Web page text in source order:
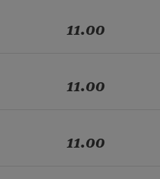
11.00
11.00
11.00